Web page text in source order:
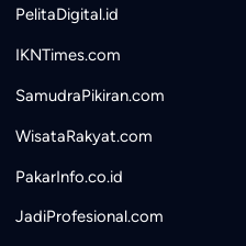
PelitaDigital.id
IKNTimes.com
SamudraPikiran.com
WisataRakyat.com
PakarInfo.co.id
JadiProfesional.com